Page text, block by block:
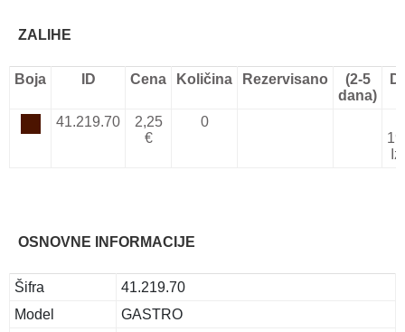
ZALIHE
Boja ID Cena Količina Rezervisano
(2-5
dana)
41.219.70
2,25
€
0
OSNOVNE INFORMACIJE
Šifra
41.219.70
Model
GASTRO